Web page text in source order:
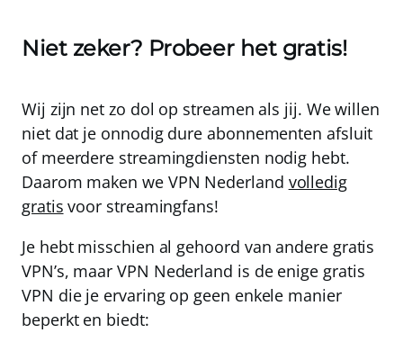
Niet zeker? Probeer het gratis!
Wij zijn net zo dol op streamen als jij. We willen
niet dat je onnodig dure abonnementen afsluit
of meerdere streamingdiensten nodig hebt.
Daarom maken we VPN Nederland volledig
gratis voor streamingfans!
Je hebt misschien al gehoord van andere gratis
VPN’s, maarVPN Nederland is de enige gratis
VPN die je ervaring op geen enkele manier
beperkt en biedt: